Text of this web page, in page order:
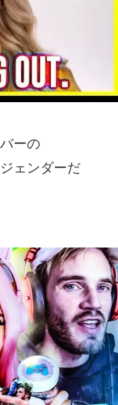
ーの
ェンダーだ